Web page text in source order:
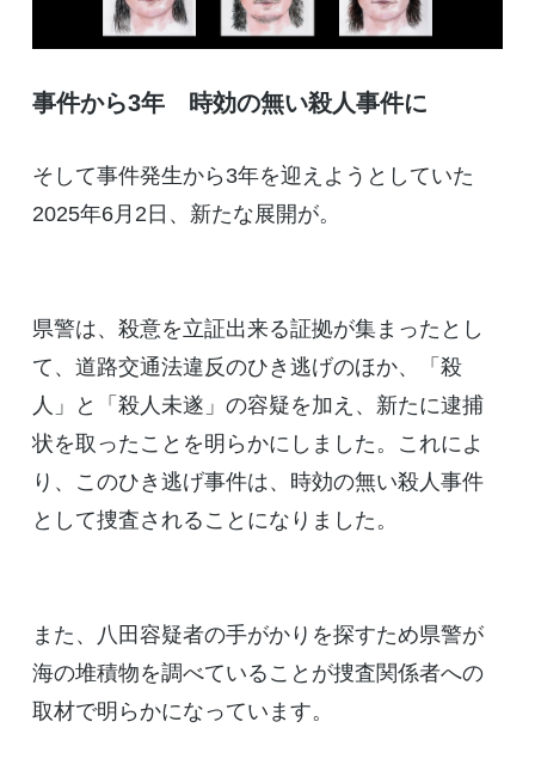
事件から3年 時効の無い殺人事件に
そして事件発生から3年を迎えようとしていた
2025年6月2日、新たな展開が。
県警は、殺意を立証出来る証拠が集まったとし
て、道路交通法違反のひき逃げのほか、「殺
人」と「殺人未遂」の容疑を加え、新たに逮捕
状を取ったことを明らかにしました。これによ
り、このひき逃げ事件は、時効の無い殺人事件
として捜査されることになりました。
また、八田容疑者の手がかりを探すため県警が
海の堆積物を調べていることが捜査関係者への
取材で明らかになっています。